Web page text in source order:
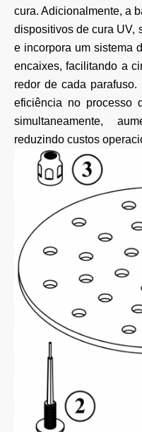
cura. Adicionalmente, a
dispositivos de cura UV,
e incorpora um sistema
encaixes, facilitando a
redor de cada
eficiência no processo
simultaneamente,
reduzindo custos